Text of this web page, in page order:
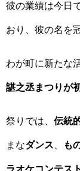
彼の業績は今日
おり、彼の名を
わが町に新たな
諶之丞まつりが
祭りでは、 伝統
まなダンス も
ラオケコンテスト